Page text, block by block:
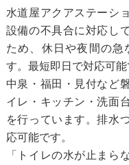
水道屋アクアステーシ
設備の不具合に対応し
ため、休日や夜間の急
す。最短即日で対応可能
中泉・福田・見付など
イレ・キッチン・洗面
を行っています。排水
応可能です。
「トイレの水が止まら